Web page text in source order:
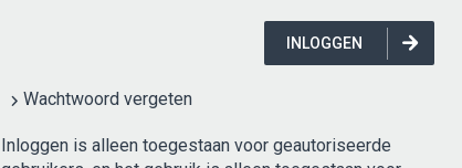
INLOGGEN
Wachtwoord vergeten
Inloggen is alleen toegestaan voor geautoriseerde